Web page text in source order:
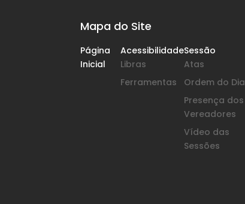
Mapa do Site
Página
Inicial
Acessibilidade
Libras
Ferramentas
Sessão
Atas
Ordem do Dia
Presença dos
Vereadores
Vídeo das
Sessões